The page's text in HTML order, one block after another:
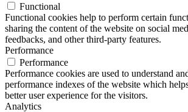
Functional
Functional cookies help to perform certain
sharing the content of the website on social
feedbacks, and other third-party features.
Performance
Performance
Performance cookies are used to understand
performance indexes of the website which
better user experience for the visitors.
Analytics